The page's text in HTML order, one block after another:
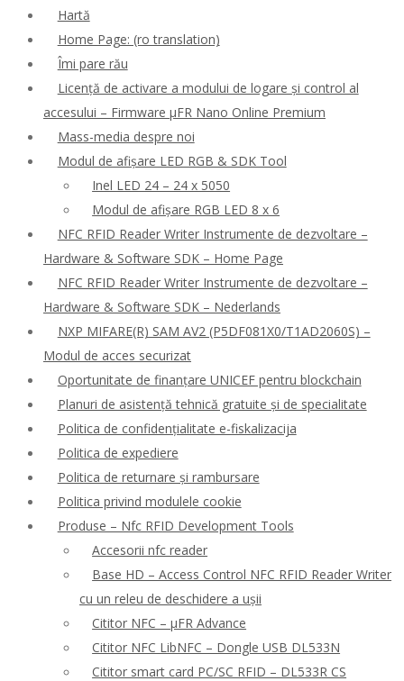
Hartă
Home Page: (ro translation)
Îmi pare rău
Licență de activare a modului de logare și control al
accesului – Firmware μFR Nano Online Premium
Mass-media despre noi
Modul de afișare LED RGB & SDK Tool
Inel LED 24 – 24 x 5050
Modul de afișare RGB LED 8 x 6
NFC RFID Reader Writer Instrumente de dezvoltare –
Hardware & Software SDK – Home Page
NFC RFID Reader Writer Instrumente de dezvoltare –
Hardware & Software SDK – Nederlands
NXP MIFARE(R) SAM AV2 (P5DF081X0/T1AD2060S) –
Modul de acces securizat
Oportunitate de finanțare UNICEF pentru blockchain
Planuri de asistență tehnică gratuite și de specialitate
Politica de confidențialitate e-fiskalizacija
Politica de expediere
Politica de returnare și rambursare
Politica privind modulele cookie
Produse – Nfc RFID Development Tools
Accesorii nfc reader
Base HD – Access Control NFC RFID Reader Writer
cu un releu de deschidere a ușii
Cititor NFC – μFR Advance
Cititor NFC LibNFC – Dongle USB DL533N
Cititor smart card PC/SC RFID – DL533R CS